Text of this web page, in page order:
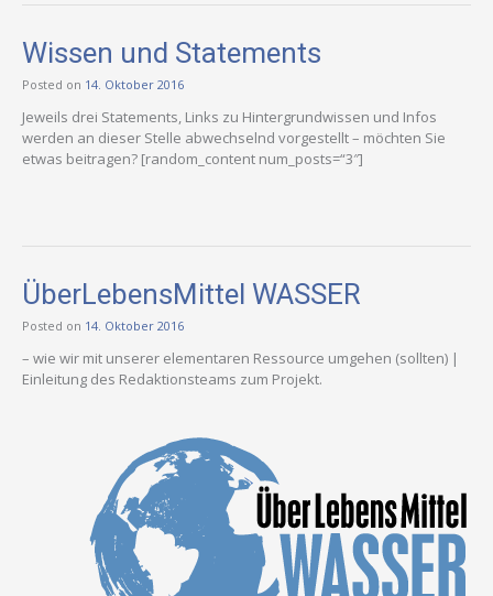
Wissen und Statements
Posted on 14. Oktober 2016
Jeweils drei Statements, Links zu Hintergrundwissen und Infos
werden an dieser Stelle abwechselnd vorgestellt – möchten Sie
etwas beitragen? [random_content num_posts=“3″]
ÜberLebensMittel WASSER
Posted on 14. Oktober 2016
– wie wir mit unserer elementaren Ressource umgehen (sollten) |
Einleitung des Redaktionsteams zum Projekt.